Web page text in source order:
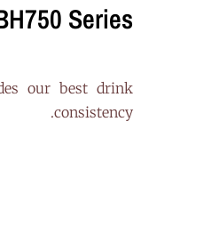
Series
our best drink
consistency.